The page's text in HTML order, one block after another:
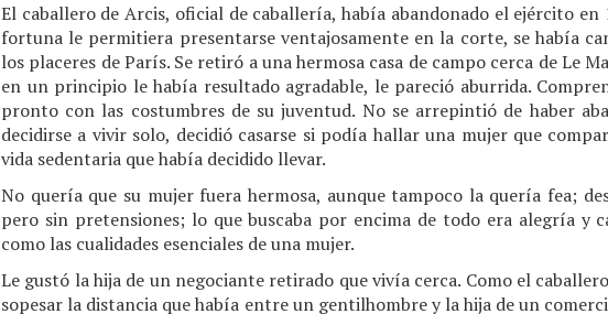
El caballero de Arcis, oficial de caballería, había abandonado el ejército
fortuna le permitiera presentarse ventajosamente en la corte, se había
los placeres de París. Se retiró a una hermosa casa de campo cerca de Le
en un principio le había resultado agradable, le pareció aburrida.
pronto con las costumbres de su juventud. No se arrepintió de haber
decidirse a vivir solo, decidió casarse si podía hallar una mujer que
vida sedentaria que había decidido llevar.
No quería que su mujer fuera hermosa, aunque tampoco la quería fea;
pero sin pretensiones; lo que buscaba por encima de todo era alegría y
como las cualidades esenciales de una mujer.
Le gustó la hija de un negociante retirado que vivía cerca. Como el
sopesar la distancia que había entre un gentilhombre y la hija de un